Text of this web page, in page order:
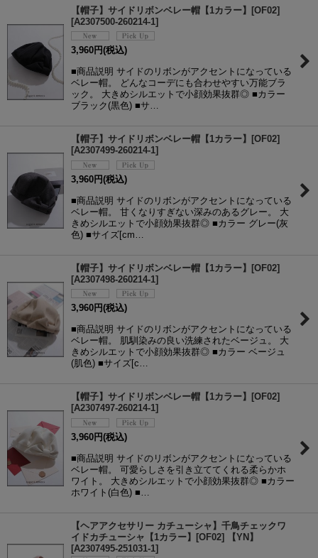
【帽子】サイドリボンベレー帽【1カラー】[OF02]
[A2307500-260214-1]
3,960 円(税込)
■商品説明 サイドのリボンがアクセントになっている
ベレー帽。 どんなコーデにも合わせやすい万能ブラ
ック。 大きめシルエットで小顔効果抜群◎ ■カラー
ブラック(黒色) ■サ…
【帽子】サイドリボンベレー帽【1カラー】[OF02]
[A2307499-260214-1]
3,960 円(税込)
■商品説明 サイドのリボンがアクセントになっている
ベレー帽。 甘くなりすぎない深みのあるグレー。 大
きめシルエットで小顔効果抜群◎ ■カラー グレー(灰
色) ■サイズ[cm…
【帽子】サイドリボンベレー帽【1カラー】[OF02]
[A2307498-260214-1]
3,960 円(税込)
■商品説明 サイドのリボンがアクセントになっている
ベレー帽。 肌馴染みの良い洗練されたベージュ。 大
きめシルエットで小顔効果抜群◎ ■カラー ベージュ
(肌色) ■サイズ[c…
【帽子】サイドリボンベレー帽【1カラー】[OF02]
[A2307497-260214-1]
3,960 円(税込)
■商品説明 サイドのリボンがアクセントになっている
ベレー帽。 可愛らしさを引き立ててくれる柔らかホ
ワイト。 大きめシルエットで小顔効果抜群◎ ■カラー
ホワイト(白色) ■…
【ヘアアクセサリー カチューシャ】千鳥チェックワ
イドカチューシャ【1カラー】[OF02] 【YN】
[A2307495-251031-1]